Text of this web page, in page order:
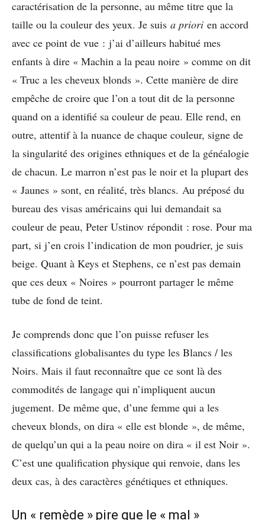
caractérisation de la personne, au même titre que la
taille ou la couleur des yeux. Je suis a priori en accord
avec ce point de vue : j’ai d’ailleurs habitué mes
enfants à dire « Machin a la peau noire » comme on dit
« Truc a les cheveux blonds ». Cette manière de dire
empêche de croire que l’on a tout dit de la personne
quand on a identifié sa couleur de peau. Elle rend, en
outre, attentif à la nuance de chaque couleur, signe de
la singularité des origines ethniques et de la généalogie
de chacun. Le marron n’est pas le noir et la plupart des
« Jaunes » sont, en réalité, très blancs. Au préposé du
bureau des visas américains qui lui demandait sa
couleur de peau, Peter Ustinov répondit : rose. Pour ma
part, si j’en crois l’indication de mon poudrier, je suis
beige. Quant à Keys et Stephens, ce n’est pas demain
que ces deux « Noires » pourront partager le même
tube de fond de teint.
Je comprends donc que l’on puisse refuser les
classifications globalisantes du type les Blancs / les
Noirs. Mais il faut reconnaître que ce sont là des
commodités de langage qui n’impliquent aucun
jugement. De même que, d’une femme qui a les
cheveux blonds, on dira « elle est blonde », de même,
de quelqu’un qui a la peau noire on dira « il est Noir ».
C’est une qualification physique qui renvoie, dans les
deux cas, à des caractères génétiques et ethniques.
Un « remède » pire que le « mal »